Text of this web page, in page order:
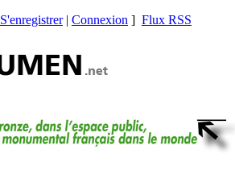
S'enregistrer| Connexion ] Flux RSS